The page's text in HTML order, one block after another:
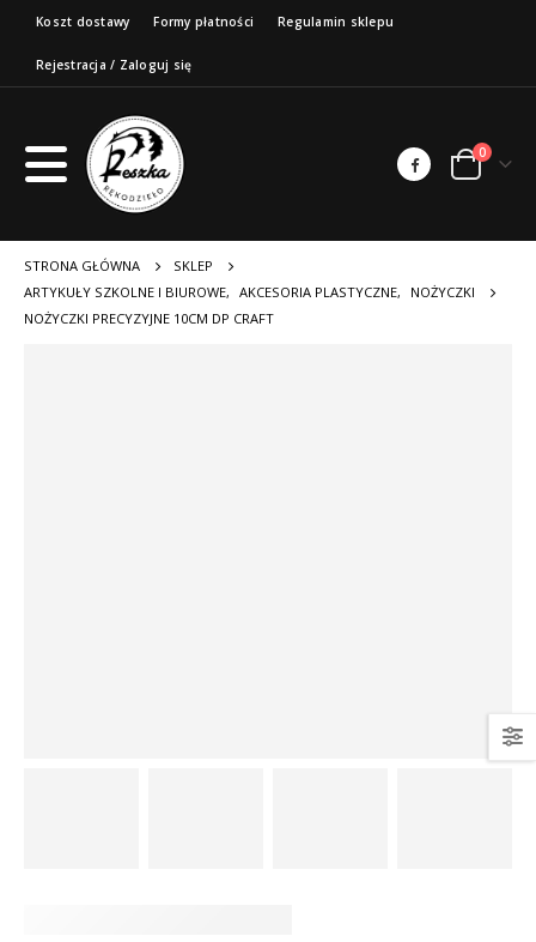
Koszt dostawy Formy płatności Regulamin sklepu
Rejestracja / Zaloguj się
0
STRONA GŁÓWNA
SKLEP
ARTYKUŁY SZKOLNE I BIUROWE, AKCESORIA PLASTYCZNE,
NOŻYCZKI
NOŻYCZKI PRECYZYJNE 10CM DP CRAFT